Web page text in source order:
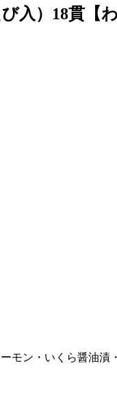
入）18貫【
モン・いくら醤油漬